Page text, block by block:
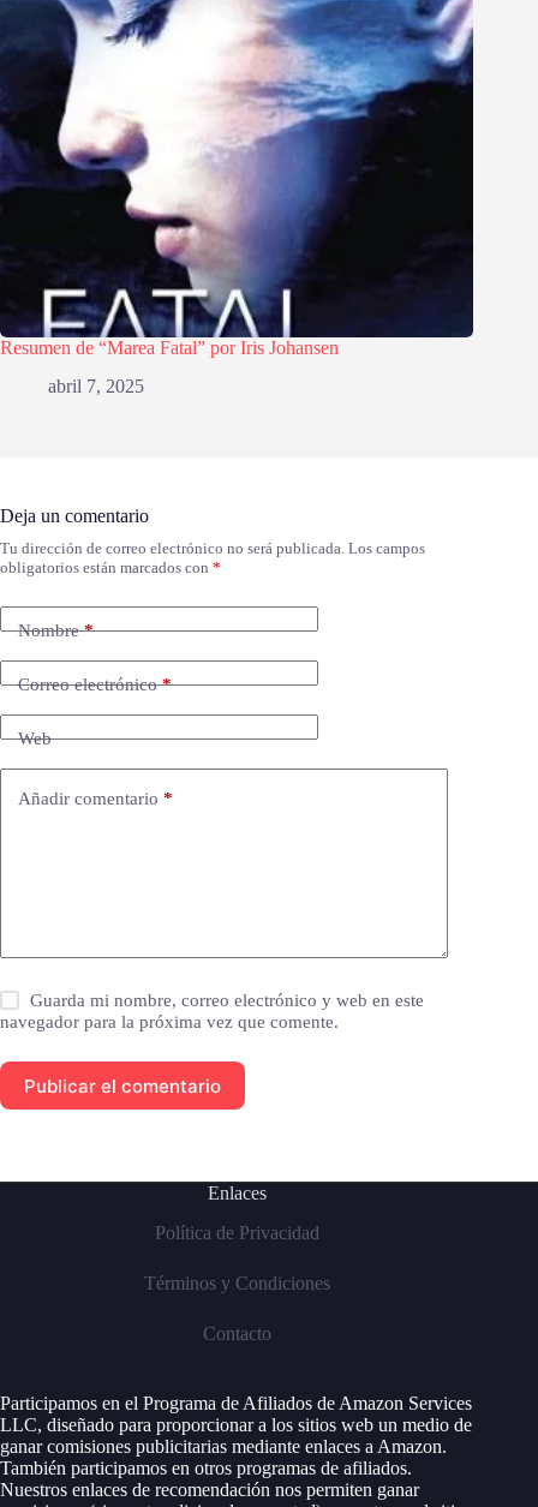
Resumen de “Marea Fatal” por Iris Johansen
abril 7, 2025
Deja un comentario
Tu dirección de correo electrónico no será publicada. Los campos
obligatorios están marcados con *
Nombre*
Correo electrónico*
Web
Añadir comentario *
Guarda mi nombre, correo electrónico y web en este
navegador para la próxima vez que comente.
Publicar el comentario
Enlaces
Política de Privacidad
Términos y Condiciones
Contacto
Participamos en el Programa de Afiliados de Amazon Services
LLC, diseñado para proporcionar a los sitios web un medio de
ganar comisiones publicitarias mediante enlaces a Amazon.
También participamos en otros programas de afiliados.
Nuestros enlaces de recomendación nos permiten ganar